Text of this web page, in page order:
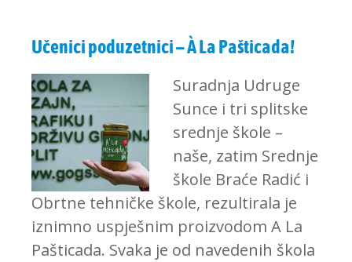
Učenici poduzetnici – À La Pašticada!
Suradnja Udruge
Sunce i tri splitske
srednje škole –
naše, zatim Srednje
škole Braće Radić i
Obrtne tehničke škole, rezultirala je
iznimno uspješnim proizvodom A La
Pašticada. Svaka je od navedenih škola